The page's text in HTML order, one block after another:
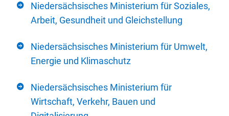
Niedersächsisches Ministerium für Soziales,
Arbeit, Gesundheit und Gleichstellung
Niedersächsisches Ministerium für Umwelt,
Energie und Klimaschutz
Niedersächsisches Ministerium für
Wirtschaft, Verkehr, Bauen und